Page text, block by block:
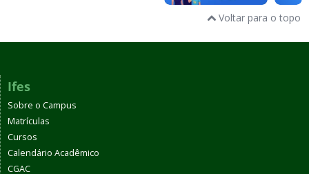
Voltar para o topo
Ifes
Sobre o Campus
Matrículas
Cursos
Calendário Acadêmico
CGAC